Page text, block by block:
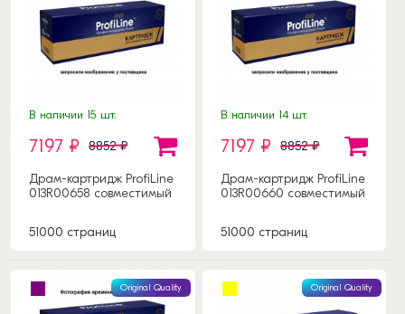
В наличии 15 шт.
7197 ₽ 8852 ₽
Драм-картридж ProfiLine
013R00658 совместимый
51000 страниц
В наличии 14 шт.
7197 ₽ 8852 ₽
Драм-картридж ProfiLine
013R00660 совместимый
51000 страниц
Original Quality Original Quality